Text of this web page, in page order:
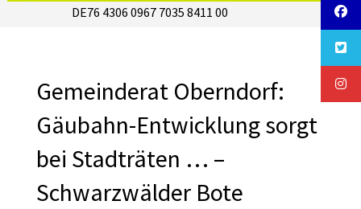
DE76 4306 0967 7035 8411 00
Gemeinderat Oberndorf:
Gäubahn-Entwicklung sorgt
bei Stadträten … –
Schwarzwälder Bote